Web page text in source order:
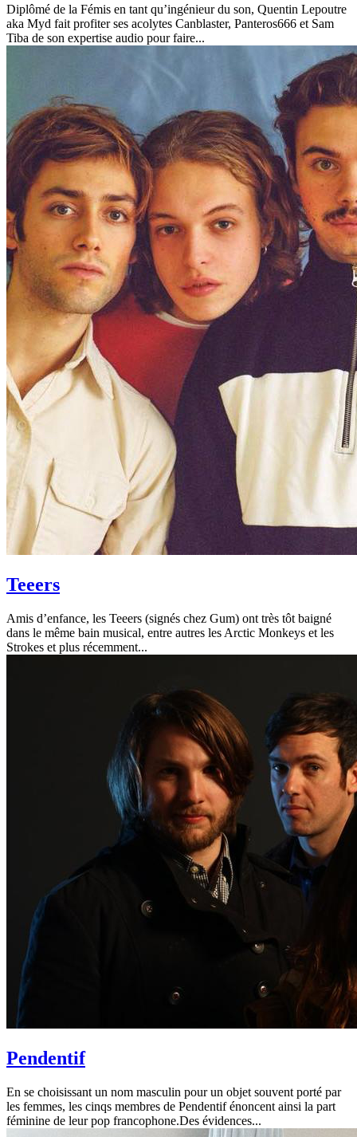
Diplômé de la Fémis en tant qu’ingénieur du son, Quentin Lepoutre
aka Myd fait profiter ses acolytes Canblaster, Panteros666 et Sam
Tiba de son expertise audio pour faire...
Teeers
Amis d’enfance, les Teeers (signés chez Gum) ont très tôt baigné
dans le même bain musical, entre autres les Arctic Monkeys et les
Strokes et plus récemment...
Pendentif
En se choisissant un nom masculin pour un objet souvent porté par
les femmes, les cinqs membres de Pendentif énoncent ainsi la part
féminine de leur pop francophone.Des évidences...